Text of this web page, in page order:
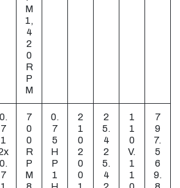
M
1,
4
2
0
R
P
M
0.
7
1
0.
7
7
0
0
R
P
M
0.
7
5
H
P
1
2
1
0
2
0
0
2
5.
4
2
5.
4
1
1
0
V.
1
1
7
9
7.
5
6
9.